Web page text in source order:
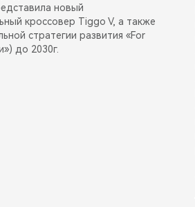
новый
кроссовер Tiggo V, а также
стратегии развития «For
до 2030г.